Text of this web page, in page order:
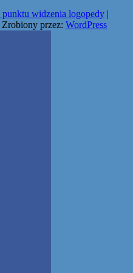
punktu widzenia logopedy |
Zrobiony przez: WordPress